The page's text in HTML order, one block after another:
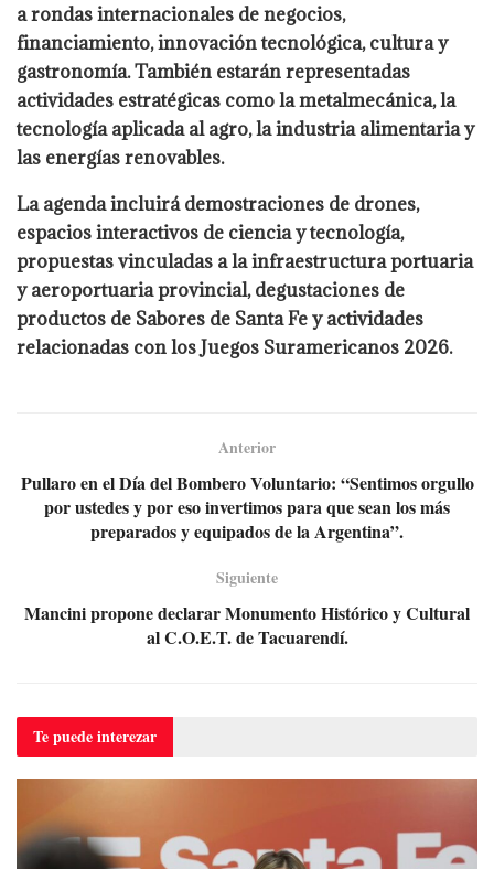
a rondas internacionales de negocios,
financiamiento, innovación tecnológica, cultura y
gastronomía. También estarán representadas
actividades estratégicas como la metalmecánica, la
tecnología aplicada al agro, la industria alimentaria y
las energías renovables.
La agenda incluirá demostraciones de drones,
espacios interactivos de ciencia y tecnología,
propuestas vinculadas a la infraestructura portuaria
y aeroportuaria provincial, degustaciones de
productos de Sabores de Santa Fe y actividades
relacionadas con los Juegos Suramericanos 2026.
Anterior
Pullaro en el Día del Bombero Voluntario: “Sentimos orgullo
por ustedes y por eso invertimos para que sean los más
preparados y equipados de la Argentina”.
Siguiente
Mancini propone declarar Monumento Histórico y Cultural
al C.O.E.T. de Tacuarendí.
Te puedeinterezar